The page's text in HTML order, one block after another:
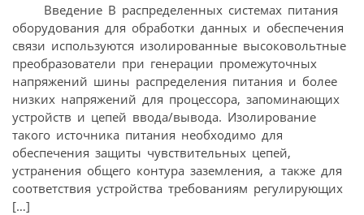
Введение В распределенных системах питания
оборудования для обработки данных и обеспечения
связи используются изолированные высоковольтные
преобразователи при генерации промежуточных
напряжений шины распределения питания и более
низких напряжений для процессора, запоминающих
устройств и цепей ввода/вывода. Изолирование
такого источника питания необходимо для
обеспечения защиты чувствительных цепей,
устранения общего контура заземления, а также для
соответствия устройства требованиям регулирующих
[…]